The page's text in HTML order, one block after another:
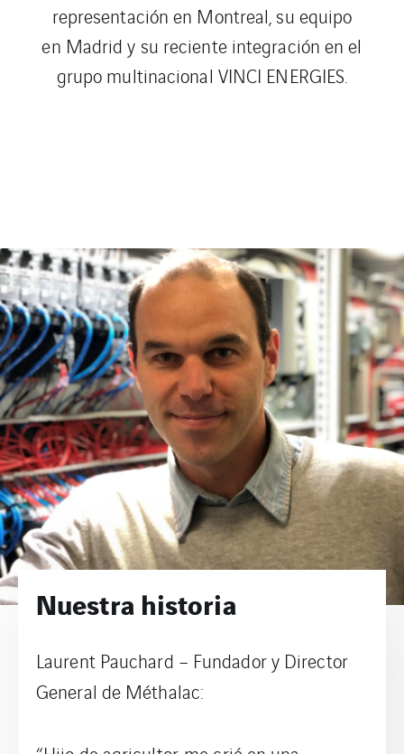
representación en Montreal, su equipo
en Madrid y su reciente integración en el
grupo multinacional VINCI ENERGIES.
Nuestra historia
Laurent Pauchard – Fundador y Director
General de Méthalac: